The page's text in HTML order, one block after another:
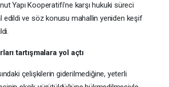
Yapı Kooperatifi’ne karşı hukuki süreci
edildi ve söz konusu mahallin yeniden keşif
tartışmalara yol açtı
çelişkilerin giderilmediğine, yeterli